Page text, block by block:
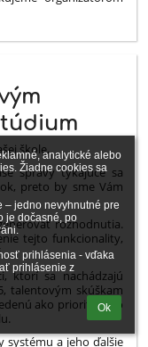
analytické alebo
Žiadne cookies sa
– jedno nevyhnutné pre
je dočasné, po
prihlásenia - vďaka
prihlásenie z
Ok
škole,
správy týkajúce sa
preto by sme Vám
rozhodnutia.
tejto funkcionality,
ktorí sa nachádzajú
talentovým skúškam
ako prioritu číslo
systému a jeho ďalšie